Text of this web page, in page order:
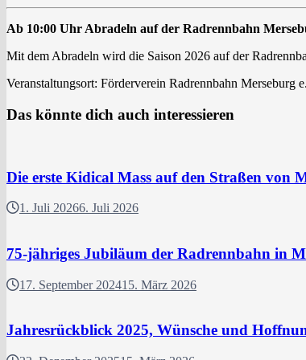
Ab 10:00 Uhr Abradeln auf der Radrennbahn
Mit dem Abradeln wird die Saison 2026 auf der
Veranstaltungsort: Förderverein Radrennbahn Merseburg
Das könnte dich auch interessieren
Die erste Kidical Mass auf den Straßen von
1. Juli 20266. Juli 2026
75-jähriges Jubiläum der Radrennbahn in
17. September 202415. März 2026
Jahresrückblick 2025, Wünsche und